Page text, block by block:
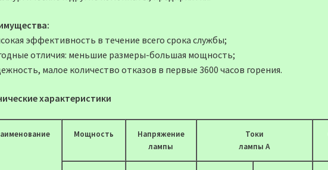
эффективность в течение всего срока службы;
отличия: меньшие размеры-большая мощность;
малое количество отказов в первые 3600 часов горения.
характеристики
Мощность
Напряжение
лампы
Токи
лампы А